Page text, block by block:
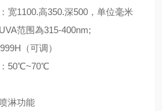
宽1100.高350.深500，单位毫米
范围為315-400nm;
（可调）
：50℃~70℃
淋功能